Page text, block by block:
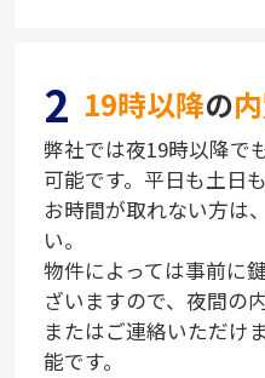
2 19時以降の
弊社では夜19時以降で
可能です。平日も土日
お時間が取れない方は
い。
物件によっては事前に
ざいますので、夜間の
またはご連絡いただけ
能です。